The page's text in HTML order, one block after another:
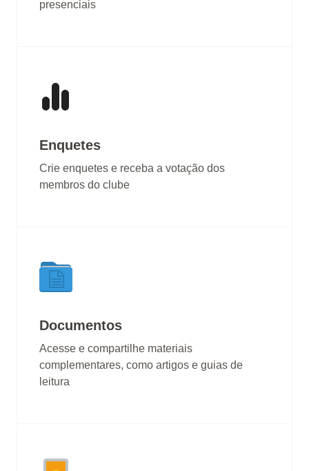
presenciais
Enquetes
Crie enquetes e receba a votação dos
membros do clube
Documentos
Acesse e compartilhe materiais
complementares, como artigos e guias de
leitura